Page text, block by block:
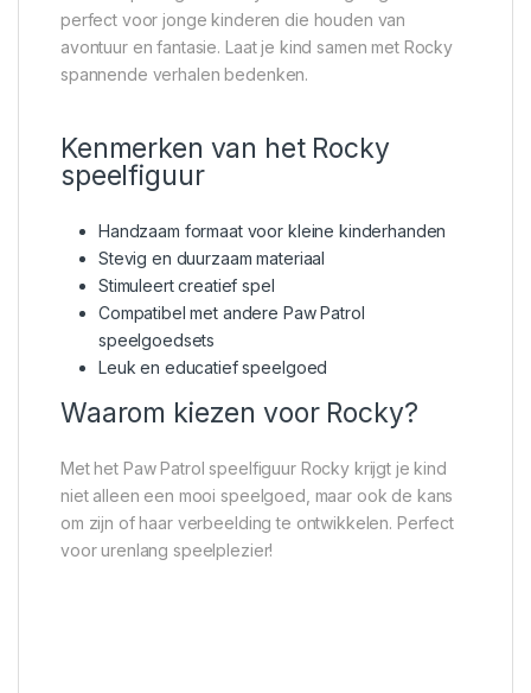
perfect voor jonge kinderen die houden van
avontuur en fantasie. Laat je kind samen met Rocky
spannende verhalen bedenken.
Kenmerken van het Rocky
speelfiguur
Handzaam formaat voor kleine kinderhanden
Stevig en duurzaam materiaal
Stimuleert creatief spel
Compatibel met andere Paw Patrol
speelgoedsets
Leuk en educatief speelgoed
Waarom kiezen voor Rocky?
Met het Paw Patrol speelfiguur Rocky krijgt je kind
niet alleen een mooi speelgoed, maar ook de kans
om zijn of haar verbeelding te ontwikkelen. Perfect
voor urenlang speelplezier!